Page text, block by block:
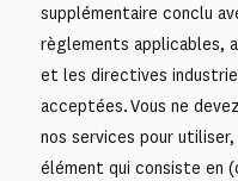
supplémentaire conclu
règlements applicables,
et les directives
acceptées. Vous ne
nos services pour
élément qui consiste en